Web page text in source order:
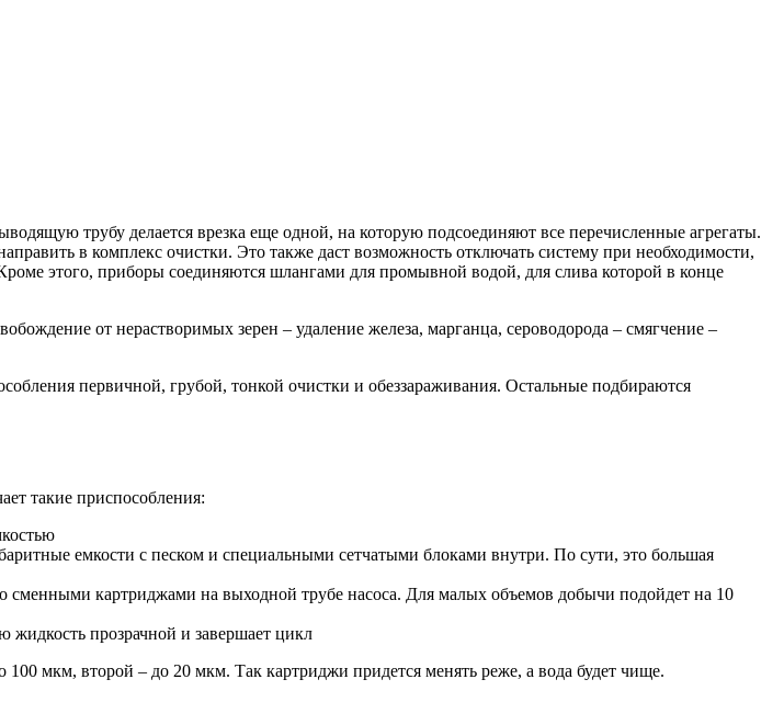
трубу делается врезка еще одной, на которую подсоединяют все перечисленные агрегаты.
в комплекс очистки. Это также даст возможность отключать систему при необходимости,
этого, приборы соединяются шлангами для промывной водой, для слива которой в конце
от нерастворимых зерен – удаление железа, марганца, сероводорода – смягчение –
первичной, грубой, тонкой очистки и обеззараживания. Остальные подбираются
такие приспособления:
емкости с песком и специальными сетчатыми блоками внутри. По сути, это большая
сменными картриджами на выходной трубе насоса. Для малых объемов добычи подойдет на 10
прозрачной и завершает цикл
мкм, второй – до 20 мкм. Так картриджи придется менять реже, а вода будет чище.